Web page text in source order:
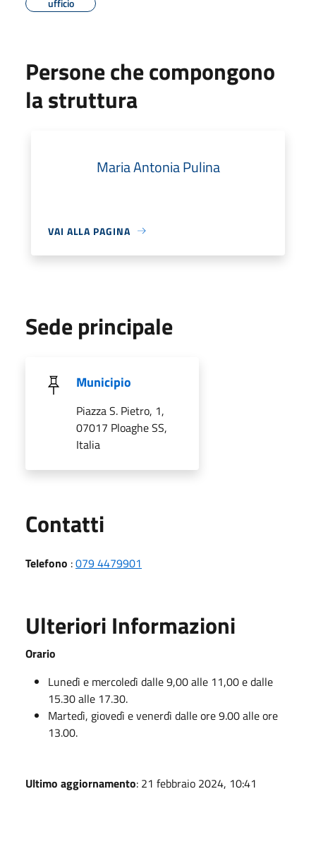
Persone che compongono
la struttura
Maria Antonia Pulina
VAI ALLA PAGINA
Sede principale
Municipio
Piazza S. Pietro, 1,
07017 Ploaghe SS,
Italia
Contatti
Telefono :079 4479901
Ulteriori Informazioni
Orario
Lunedì e mercoledì dalle 9,00 alle 11,00 e dalle
15.30 alle 17.30.
Martedì, giovedì e venerdì dalle ore 9.00 alle ore
13.00.
Ultimo aggiornamento: 21 febbraio 2024, 10:41